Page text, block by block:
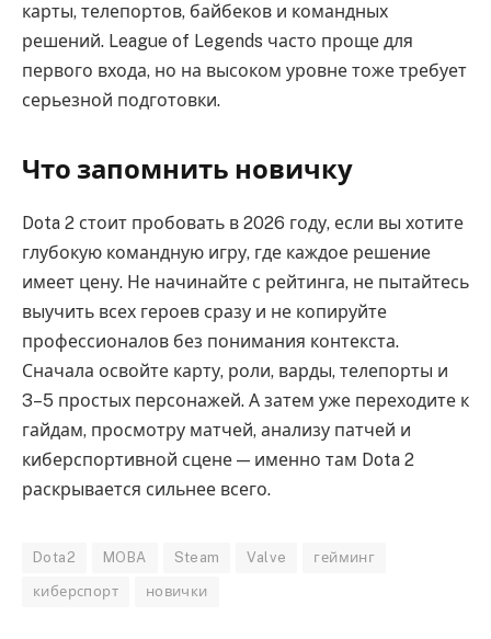
карты, телепортов, байбеков и командных
решений. League of Legends часто проще для
первого входа, но на высоком уровне тоже требует
серьезной подготовки.
Что запомнить новичку
Dota 2 стоит пробовать в 2026 году, если вы хотите
глубокую командную игру, где каждое решение
имеет цену. Не начинайте с рейтинга, не пытайтесь
выучить всех героев сразу и не копируйте
профессионалов без понимания контекста.
Сначала освойте карту, роли, варды, телепорты и
3–5 простых персонажей. А затем уже переходите к
гайдам, просмотру матчей, анализу патчей и
киберспортивной сцене — именно там Dota 2
раскрывается сильнее всего.
Dota2 MOBA Steam Valve гейминг
киберспорт новички